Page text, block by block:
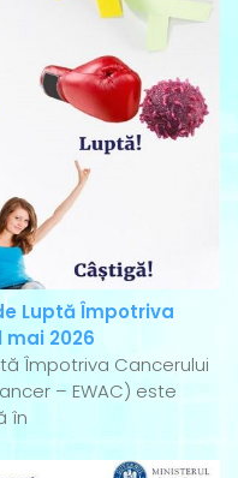
Luptă Împotriva
mai 2026
Împotriva Cancerului
– EWAC) este
în